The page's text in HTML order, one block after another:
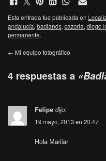
Esta entrada fue publicada en
andalucía, badlands, cazorla, diego
permanente.
← Mi equipo fotográfico
4 respuestas a
Felipe dijo:
19 mayo, 2013 en 20:47
Hola Marilar